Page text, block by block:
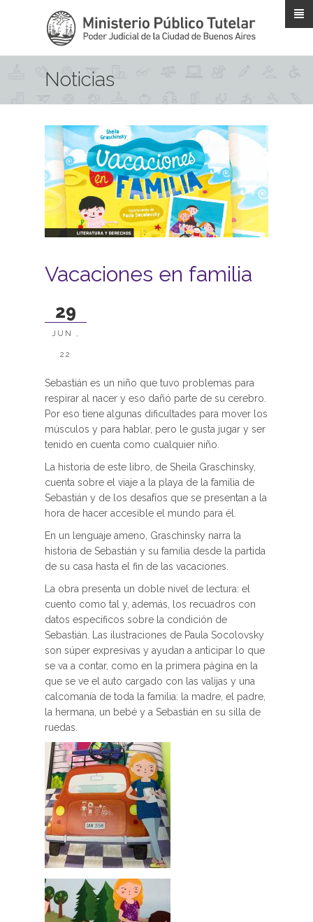
Noticias
Vacaciones en familia
29
JUN ,
22
Sebastián es un niño que tuvo problemas para
respirar al nacer y eso dañó parte de su cerebro.
Por eso tiene algunas dificultades para mover los
músculos y para hablar, pero le gusta jugar y ser
tenido en cuenta como cualquier niño.
La historia de este libro, de Sheila Graschinsky,
cuenta sobre el viaje a la playa de la familia de
Sebastián y de los desafíos que se presentan a la
hora de hacer accesible el mundo para él.
En un lenguaje ameno, Graschinsky narra la
historia de Sebastián y su familia desde la partida
de su casa hasta el fin de las vacaciones.
La obra presenta un doble nivel de lectura: el
cuento como tal y, además, los recuadros con
datos específicos sobre la condición de
Sebastián. Las ilustraciones de Paula Socolovsky
son súper expresivas y ayudan a anticipar lo que
se va a contar, como en la primera página en la
que se ve el auto cargado con las valijas y una
calcomanía de toda la familia: la madre, el padre,
la hermana, un bebé y a Sebastián en su silla de
ruedas.